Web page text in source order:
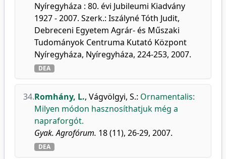
Nyíregyháza : 80. évi Jubileumi Kiadvány
1927 - 2007. Szerk.: Iszályné Tóth Judit,
Debreceni Egyetem Agrár- és Műszaki
Tudományok Centruma Kutató Központ
Nyíregyháza, Nyíregyháza, 224-253, 2007.
DEA
34.Romhány, L., Vágvölgyi, S.: Ornamentalis:
Milyen módon hasznosíthatjuk még a
napraforgót.
Gyak. Agrofórum. 18 (11), 26-29, 2007.
DEA